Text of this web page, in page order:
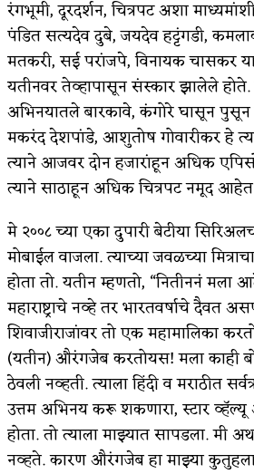
रंगभूमी, दूरदर्शन, चित्रपट अशा
पंडित सत्यदेव दुबे, जयदेव हट्टंगडी,
मतकरी, सई परांजपे, विनायक चासकर
यतीनवर तेव्हापासून संस्कार झालेले होते.
अभिनयातले बारकावे, कंगोरे घासून
मकरंद देशपांडे, आशुतोष गोवारीकर हे
त्याने आजवर दोन हजारांहून अधिक
त्याने साठाहून अधिक चित्रपट नमूद
मे २००८ च्या एका दुपारी बेटीया
मोबाईल वाजला. त्याच्या जवळच्या
होता तो. यतीन म्हणतो, “नितीननं मला
महाराष्ट्राचे नव्हे तर भारतवर्षाचे दैवत
शिवाजीराजांवर तो एक महामालिका
(यतीन) औरंगजेब करतोयस! मला काही
ठेवली नव्हती. त्याला हिंदी व मराठीत
उत्तम अभिनय करू शकणारा, स्टार
होता. तो त्याला माझ्यात सापडला. मी
नव्हते. कारण औरंगजेब हा माझ्या